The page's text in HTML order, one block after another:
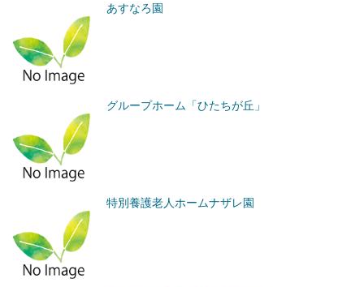
あすなろ園
グループホーム「ひたちが丘」
特別養護老人ホームナザレ園